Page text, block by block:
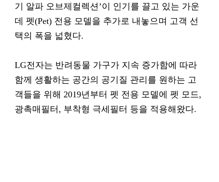
기 알파 오브제컬렉션’이 인기를 끌고 있는 가운
데 펫(Pet) 전용 모델을 추가로 내놓으며 고객 선
택의 폭을 넓혔다.
LG전자는 반려동물 가구가 지속 증가함에 따라
함께 생활하는 공간의 공기질 관리를 원하는 고
객들을 위해 2019년부터 펫 전용 모델에 펫 모드,
광촉매필터, 부착형 극세필터 등을 적용해왔다.